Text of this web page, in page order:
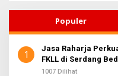
Populer
1
Jasa Raharja
FKLL di Serdang
1007 Dilihat